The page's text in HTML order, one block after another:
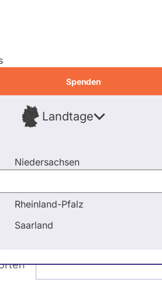
Landtage
Niedersachsen
Rheinland-Pfalz
Saarland
Spenden